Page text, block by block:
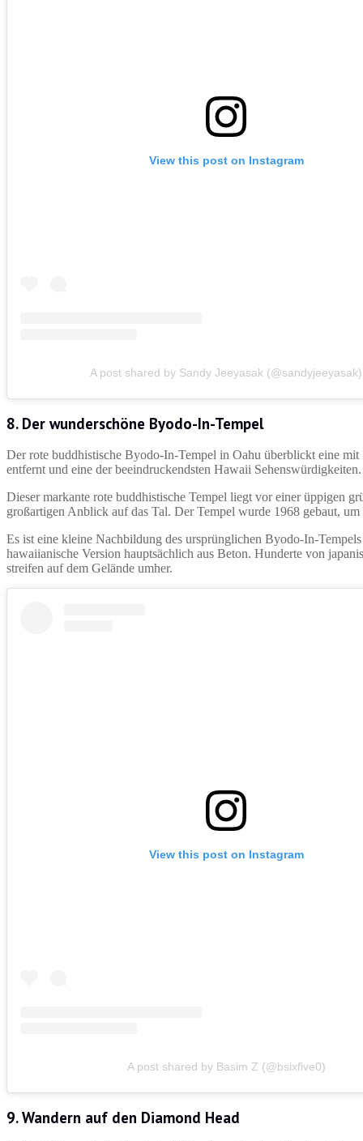
View this post on Instagram
A post shared by Sandy Jeeyasak (@sandyjeeyasak)
8. Der wunderschöne Byodo-In-Tempel
Der rote buddhistische Byodo-In-Tempel in Oahu überblickt eine
entfernt und eine der beeindruckendsten Hawaii
Dieser markante rote buddhistische Tempel liegt vor einer üppigen
großartigen Anblick auf das Tal. Der Tempel wurde 1968 gebaut,
Es ist eine kleine Nachbildung des ursprünglichen Byodo-In-
hawaiianische Version hauptsächlich aus Beton. Hunderte von
streifen auf dem Gelände umher.
View this post on Instagram
A post shared by Basim Z (@bsixfive0)
9. Wandern auf den Diamond Head